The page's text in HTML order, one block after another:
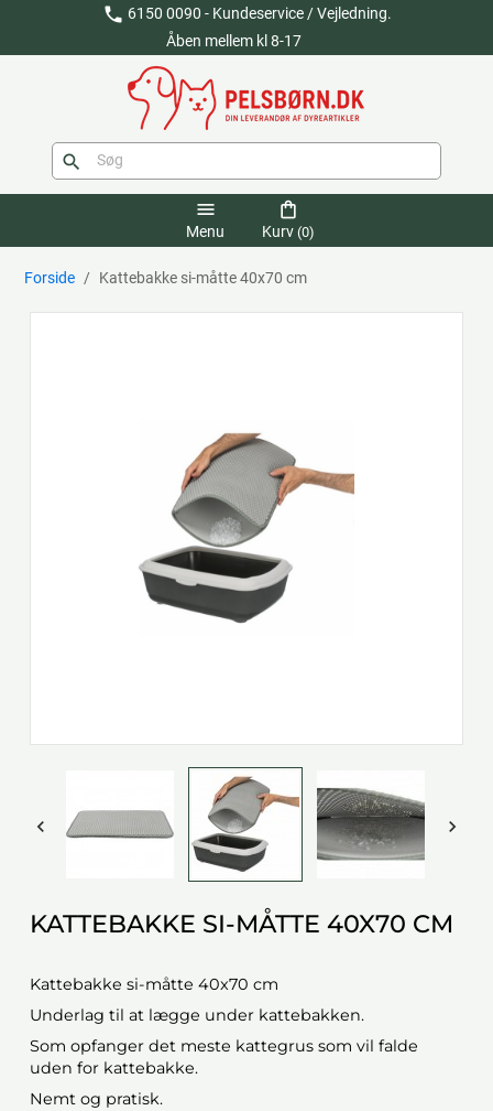
phone 6150 0090 - Kundeservice / Vejledning.
Åben mellem kl 8-17
search
menu
Menu
shopping_bag
Kurv (0)
Forside Kattebakke si-måtte 40x70 cm
 
KATTEBAKKE SI-MÅTTE 40X70 CM
Kattebakke si-måtte 40x70 cm
Underlag til at lægge under kattebakken.
Som opfanger det meste kattegrus som vil falde
uden for kattebakke.
Nemt og pratisk.